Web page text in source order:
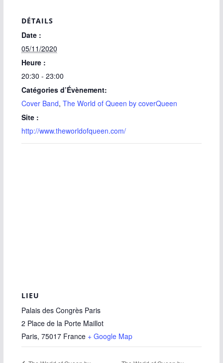
DÉTAILS
Date :
05/11/2020
Heure :
20:30 - 23:00
Catégories d’Évènement:
Cover Band, The World of Queen by coverQueen
Site :
http://www.theworldofqueen.com/
LIEU
Palais des Congrès Paris
2 Place de la Porte Maillot
Paris, 75017 France + Google Map